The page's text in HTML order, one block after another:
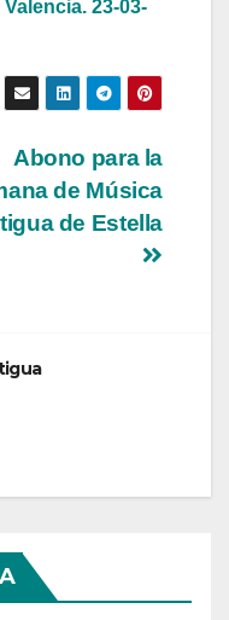
23-03-
Abono para la
de Música
de Estella